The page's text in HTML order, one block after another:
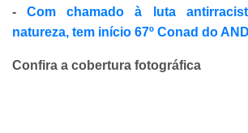
-Com chamado à luta
natureza, tem início 67º Conad do
Confira a cobertura fotográfica